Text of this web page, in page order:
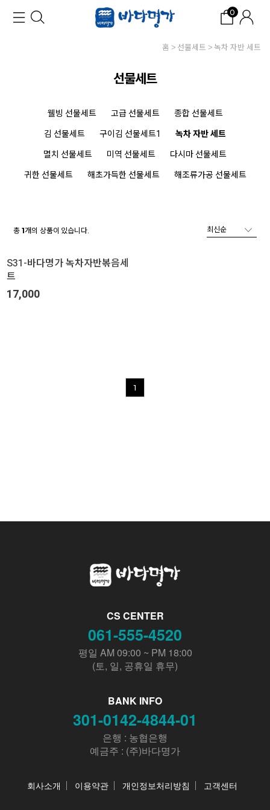
0
홈 선물세트 녹차 자반 세트
선물세트
웰빙 선물세트 고급 선물세트
종합 선물세트
김 선물세트
구이김 선물세트1
녹차 자반 세트
멸치 선물세트
미역 선물세트
다시마 선물세트
귀한 선물세트
해초가득한 선물세트 해조류가공 선물세트
총1개의 상품이 있습니다.
S31-바다명가 녹차자반볶음세
트
17,000
1
CS CENTER
061-555-4520
평일 AM 09:00 ~ PM 18:00
(토, 일, 공휴일 휴무)
BANK INFO
301-0142-4844-01
은행 : 농협은행
예금주 : (주)바다명가
회사소개 이용약관 개인정보처리방침 고객센터